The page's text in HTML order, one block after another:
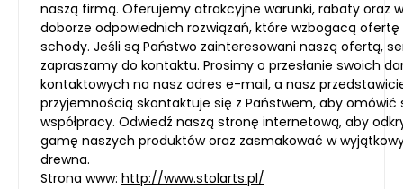
naszą firmą. Oferujemy atrakcyjne warunki, rabaty oraz
doborze odpowiednich rozwiązań, które wzbogacą
schody. Jeśli są Państwo zainteresowani naszą ofertą,
zapraszamy do kontaktu. Prosimy o przesłanie swoich
kontaktowych na nasz adres e-mail, a nasz
przyjemnością skontaktuje się z Państwem, aby omówić
współpracy. Odwiedź naszą stronę internetową, aby
gamę naszych produktów oraz zasmakować w
drewna.
Strona www: http://www.stolarts.pl/